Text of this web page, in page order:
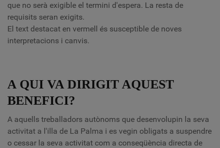
que no serà exigible el termini d'espera. La resta de
requisits seran exigits.
El text destacat en vermell és susceptible de noves
interpretacions i canvis.
A QUI VA DIRIGIT AQUEST
BENEFICI?
A aquells treballadors autònoms que desenvolupin la seva
activitat a l'illa de La Palma i es vegin obligats a suspendre
o cessar la seva activitat com a conseqüència directa de